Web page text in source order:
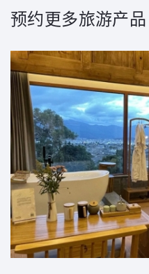
预约更多旅游产品